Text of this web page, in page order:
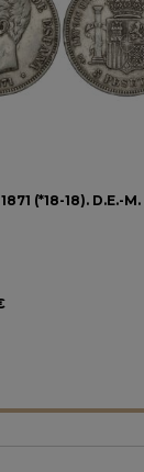
1871 (*18-18). D.E.-M.